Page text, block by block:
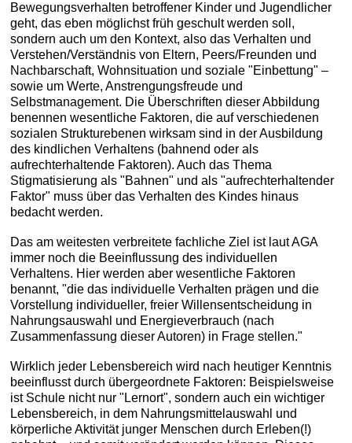
Bewegungsverhalten betroffener Kinder und Jugendlicher
geht, das eben möglichst früh geschult werden soll,
sondern auch um den Kontext, also das Verhalten und
Verstehen/Verständnis von Eltern, Peers/Freunden und
Nachbarschaft, Wohnsituation und soziale "Einbettung" –
sowie um Werte, Anstrengungsfreude und
Selbstmanagement. Die Überschriften dieser Abbildung
benennen wesentliche Faktoren, die auf verschiedenen
sozialen Strukturebenen wirksam sind in der Ausbildung
des kindlichen Verhaltens (bahnend oder als
aufrechterhaltende Faktoren). Auch das Thema
Stigmatisierung als "Bahnen" und als "aufrechterhaltender
Faktor" muss über das Verhalten des Kindes hinaus
bedacht werden.
Das am weitesten verbreitete fachliche Ziel ist laut AGA
immer noch die Beeinflussung des individuellen
Verhaltens. Hier werden aber wesentliche Faktoren
benannt, "die das individuelle Verhalten prägen und die
Vorstellung individueller, freier Willensentscheidung in
Nahrungsauswahl und Energieverbrauch (nach
Zusammenfassung dieser Autoren) in Frage stellen."
Wirklich jeder Lebensbereich wird nach heutiger Kenntnis
beeinflusst durch übergeordnete Faktoren: Beispielsweise
ist Schule nicht nur "Lernort", sondern auch ein wichtiger
Lebensbereich, in dem Nahrungsmittelauswahl und
körperliche Aktivität junger Menschen durch Erleben(!)